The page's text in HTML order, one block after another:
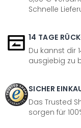
Schnelle
14 TAGE
Du kannst dir
ausgiebig zu
SICHER
Das Trusted
sorgen für